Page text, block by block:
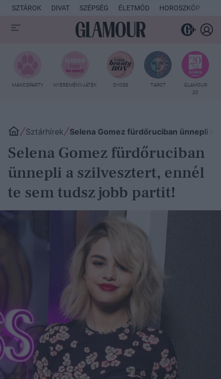
SZTÁROK DIVAT SZÉPSÉG ÉLETMÓD HOROSZKÓP
MANCSPARTY NYEREMÉNYJÁTÉK SYOSS TAROT
GLAMOUR
20
Sztárhírek Selena Gomez fürdőruciban ünnepli
Selena Gomez fürdőruciban
ünnepli a szilvesztert, ennél
te sem tudsz jobb partit!